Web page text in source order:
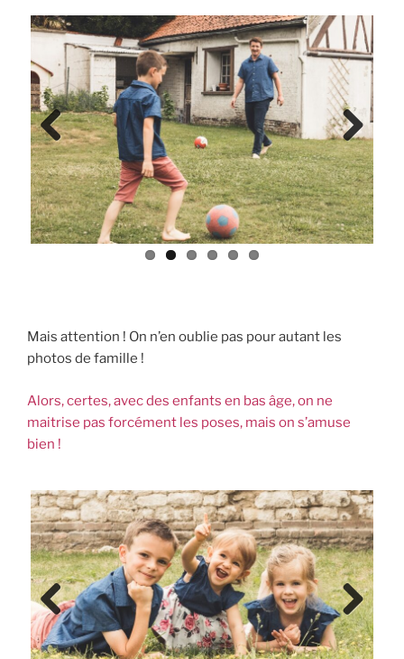
Previ
ous
Next
Mais attention ! On n’en oublie pas pour autant les
photos de famille !
Alors, certes, avec des enfants en bas âge, on ne
maitrise pas forcément les poses, mais on s’amuse
bien !
Previ
ous
Next